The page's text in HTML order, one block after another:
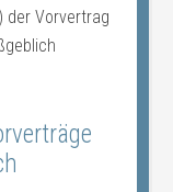
der Vorvertrag